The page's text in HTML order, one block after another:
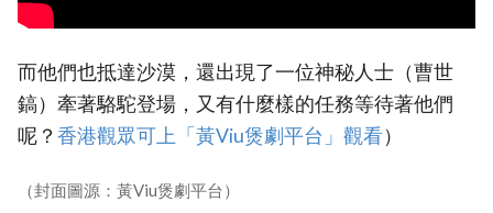
而他們也抵達沙漠，還出現了一位神秘人士（曹世
鎬）牽著駱駝登場，又有什麼樣的任務等待著他們
呢？ 香港觀眾可上「黃Viu煲劇平台」觀看）
（封面圖源：黃Viu煲劇平台）